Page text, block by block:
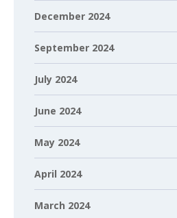
December 2024
September 2024
July 2024
June 2024
May 2024
April 2024
March 2024